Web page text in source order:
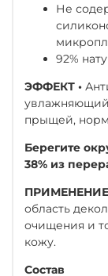
Не
92%
ЭФФЕКТ •
прыщей,
Берегите
38% из
ПРИМЕНЕНИЕ
область
очищения и
кожу.
Состав